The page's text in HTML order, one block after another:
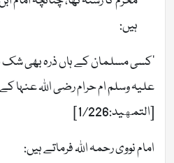
ہیں:
’کسی مسلمان کے ہاں ذرہ بھی شک
علیہ وسلم ام حرام رضی اللہ عنہا
[التمهيد:1/226]
امام نووی رحمہ اللہ فرماتے ہیں: